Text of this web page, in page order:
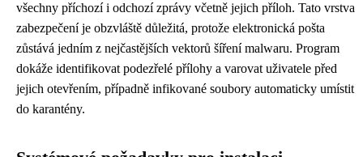
všechny příchozí i odchozí zprávy včetně jejich příloh. Tato vrstva
zabezpečení je obzvláště důležitá, protože elektronická pošta
zůstává jedním z nejčastějších vektorů šíření malwaru. Program
dokáže identifikovat podezřelé přílohy a varovat uživatele před
jejich otevřením, případně infikované soubory automaticky umístit
do karantény.